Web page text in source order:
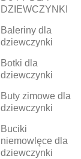
DZIEWCZYNKI
Baleriny dla
dziewczynki
Botki dla
dziewczynki
Buty zimowe dla
dziewczynki
Buciki
niemowlęce dla
dziewczynki